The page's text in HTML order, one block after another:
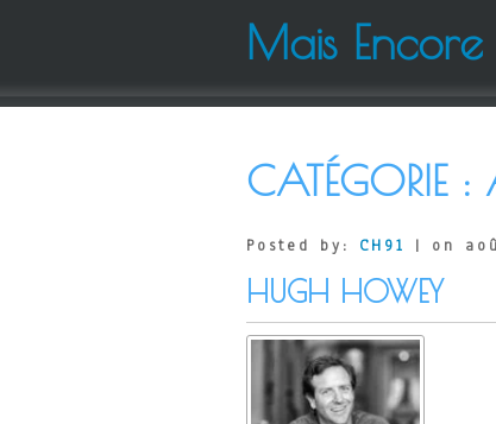
Mais Encore
CATÉGORIE :
Posted by: CH91 | on
HUGH HOWEY